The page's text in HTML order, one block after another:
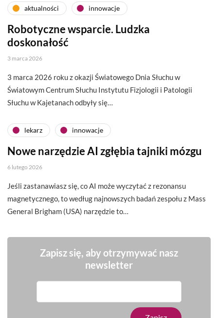
aktualności innowacje
Robotyczne wsparcie. Ludzka
doskonałość
3 marca 2026
3 marca 2026 roku z okazji Światowego Dnia Słuchu w
Światowym Centrum Słuchu Instytutu Fizjologii i Patologii
Słuchu w Kajetanach odbyły się…
lekarz innowacje
Nowe narzędzie AI zgłębia tajniki mózgu
6 lutego 2026
Jeśli zastanawiasz się, co AI może wyczytać z rezonansu
magnetycznego, to według najnowszych badań zespołu z Mass
General Brigham (USA) narzędzie to…
Zapisz się, aby otrzymywać nasz
newsletter